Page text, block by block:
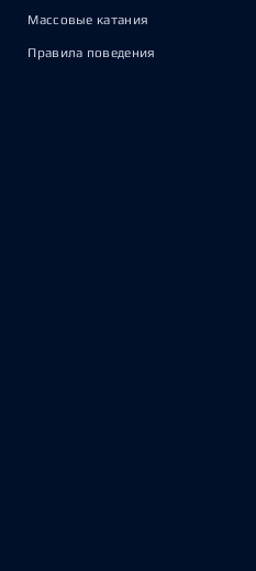
Массовые катания
Правила поведения